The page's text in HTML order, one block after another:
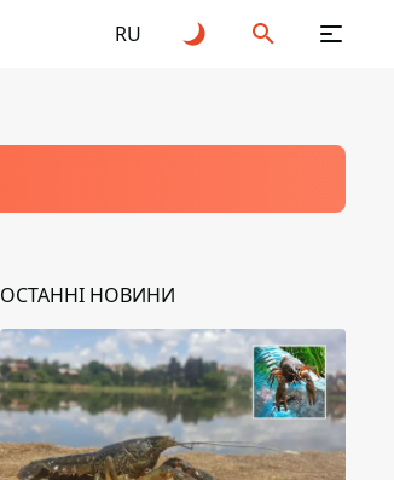
RU
ОСТАННІ НОВИНИ